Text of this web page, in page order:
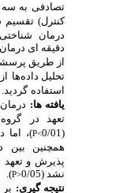
گروه
شدند. گروه اول
رفتاری و گروه دوم
مبتنی بر پذیرش و تعهد
خشم اسپیلبرگر
تحلیل کوواریانس توسط
شناختی-رفتاری و
آزمایش باعث
کنترل چنین
درمان شناختی-
در کاهش خشم، اختلاف
یافته­ ها میتوان